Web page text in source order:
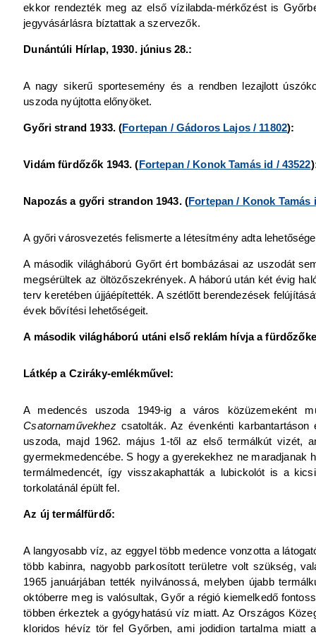
ekkor rendezték meg az első vízilabda-mérkőzést is
jegyvásárlásra bíztattak a szervezők.
Dunántúli Hírlap, 1930. június 28.:
A nagy sikerű sportesemény és a rendben lezajlott
uszoda nyújtotta előnyöket.
Győri strand 1933. (Fortepan / Gádoros Lajos / 11802):
Vidám fürdőzők 1943. (Fortepan / Konok Tamás id / 43522
Napozás a győri strandon 1943. (Fortepan / Konok Tamás
A győri városvezetés felismerte a létesítmény adta
A második világháború Győrt ért bombázásai az uszodát
megsérültek az öltözőszekrények. A háború után két évig
terv keretében újjáépítették. A szétlőtt berendezések
évek bővítési lehetőségeit.
A második világháború utáni első reklám hívja a
Látkép a Cziráky-emlékművel:
A medencés uszoda 1949-ig a város közüzemeként
Csatornaművekhezcsatolták. Az évenkénti karbantartáson
uszoda, majd 1962. május 1-től az első termálkút vizét,
gyermekmedencébe. S hogy a gyerekekhez ne maradjanak
termálmedencét, így visszakaphatták a lubickolót is a
torkolatánál épült fel.
Az új termálfürdő:
A langyosabb víz, az eggyel több medence vonzotta a
több kabinra, nagyobb parkosított területre volt szükség,
1965 januárjában tették nyilvánossá, melyben újabb
októberre meg is valósultak, Győr a régió kiemelkedő
többen érkeztek a gyógyhatású víz miatt. Az Országos
kloridos hévíz tör fel Győrben, ami jodidion tartalma miatt